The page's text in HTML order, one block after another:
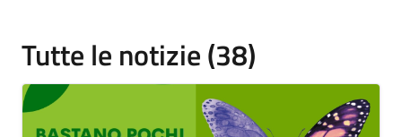
Tutte le notizie (38)